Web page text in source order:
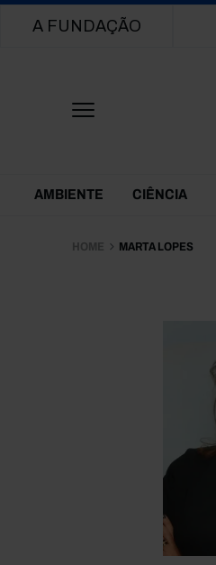
Main navigation
A FUNDAÇÃO
Themes Menu
AMBIENTE CIÊNCIA
HOME MARTA LOPES